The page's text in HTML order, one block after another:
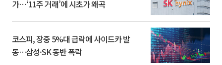
가⋯‘11주 거래’에 시초가 왜곡
코스피, 장중 5%대 급락에 사이드카 발
동…삼성·SK 동반 폭락